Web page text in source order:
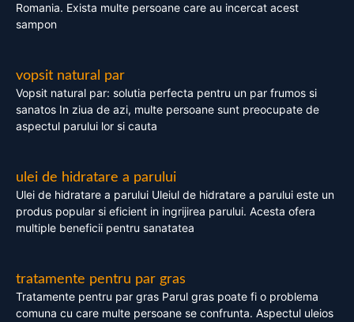
Romania. Exista multe persoane care au incercat acest
sampon
vopsit natural par
Vopsit natural par: solutia perfecta pentru un par frumos si
sanatos In ziua de azi, multe persoane sunt preocupate de
aspectul parului lor si cauta
ulei de hidratare a parului
Ulei de hidratare a parului Uleiul de hidratare a parului este un
produs popular si eficient in ingrijirea parului. Acesta ofera
multiple beneficii pentru sanatatea
tratamente pentru par gras
Tratamente pentru par gras Parul gras poate fi o problema
comuna cu care multe persoane se confrunta. Aspectul uleios